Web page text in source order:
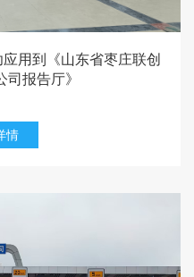
用到《山东省枣庄联创
司报告厅》
情